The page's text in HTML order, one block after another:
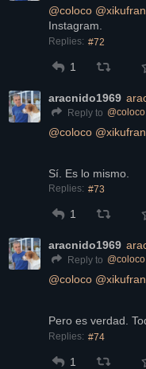
@coloco @
Instagram.
Replies: #72
1
aracnido1969
Reply to @coloco
@coloco @
Sí. Es lo mismo.
Replies: #73
1
aracnido1969
Reply to @coloco
@coloco @
Pero es verdad.
Replies: #74
1